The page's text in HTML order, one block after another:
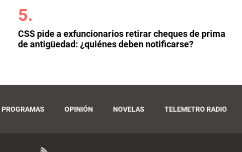
CSS pide a exfuncionarios retirar cheques de prima
de antigüedad: ¿quiénes deben notificarse?
PROGRAMAS OPINIÓN NOVELAS TELEMETRO RADIO